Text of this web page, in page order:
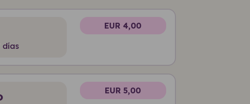
días
EUR 4,00
EUR 5,00